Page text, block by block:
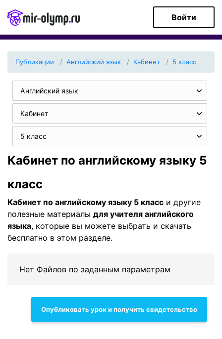
Войти
Публикации Английский язык Кабинет 5 класс
Английский язык
Кабинет
5 класс
Кабинет по английскому языку 5
класс
Кабинет по английскому языку 5 класс и другие
полезные материалы для учителя английского
языка, которые вы можете выбрать и скачать
бесплатно в этом разделе.
Нет Файлов по заданным параметрам
Опубликовать урок и получить свидетельство